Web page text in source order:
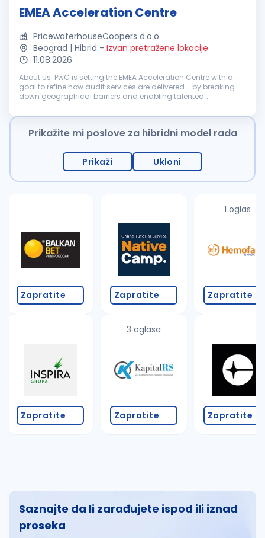
EMEA Acceleration Centre
PricewaterhouseCoopers d.o.o.
Beograd | Hibrid - Izvan pretražene lokacije
11.08.2026
About Us PwC is setting the EMEA Acceleration Centre with a
goal to refine how audit services are delivered - by breaking
down geographical barriers and enabling talented
audit engagements wi...
Prikažite mi poslove za hibridni model rada
Prikaži Ukloni
Zapratite
Zapratite
Zapratite
3 oglasa
Zapratite
1 oglas
Zapratite
Zapratite
Saznajte da li zarađujete ispod ili iznad
proseka